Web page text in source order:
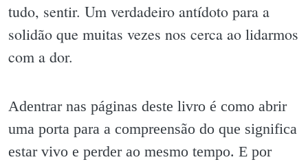
tudo, sentir. Um verdadeiro antídoto para a
solidão que muitas vezes nos cerca ao lidarmos
com a dor.
Adentrar nas páginas deste livro é como abrir
uma porta para a compreensão do que significa
estar vivo e perder ao mesmo tempo. E por